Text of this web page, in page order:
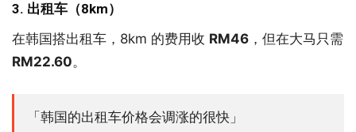
3. 出租车（8km）
在韩国搭出租车，8km 的费用收 RM46 ，但在大马只需
RM22.60。
「韩国的出租车价格会调涨的很快」